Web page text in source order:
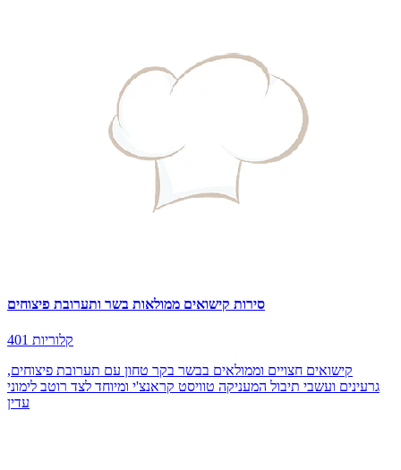
סירות קישואים ממולאות בשר ותערובת פיצוחים
401 קלוריות
קישואים חצויים וממולאים בבשר בקר טחון עם תערובת פיצוחים,
גרעינים ועשבי תיבול המעניקה טוויסט קראנצ'י ומיוחד לצד רוטב לימוני
עדין